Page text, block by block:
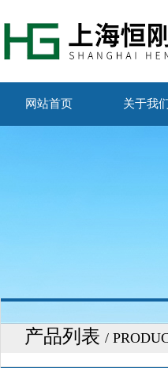
网站首页 关于我
产品列表 /